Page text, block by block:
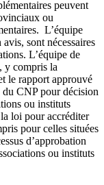
peuvent
ou
L’équipe
sont nécessaires
L’équipe de
y compris la
le rapport approuvé
du CNP pour décision
ou instituts
loi pour accréditer
pour celles situées
d’approbation
ou instituts